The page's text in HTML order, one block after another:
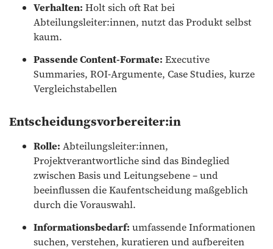
Verhalten: Holt sich oft Rat bei
Abteilungsleiter:innen, nutzt das Produkt selbst
kaum.
Passende Content-Formate: Executive
Summaries, ROI-Argumente, Case Studies, kurze
Vergleichstabellen
Entscheidungsvorbereiter:in
Rolle: Abteilungsleiter:innen,
Projektverantwortliche sind das Bindeglied
zwischen Basis und Leitungsebene – und
beeinflussen die Kaufentscheidung maßgeblich
durch die Vorauswahl.
Informationsbedarf: umfassende Informationen
suchen, verstehen, kuratieren und aufbereiten